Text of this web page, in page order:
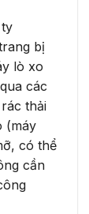
bị
lò xo
các
thải
(máy
có thể
cần